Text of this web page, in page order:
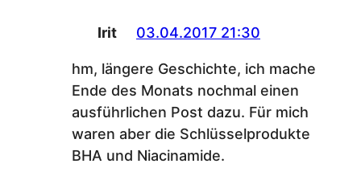
Irit 03.04.2017 21:30
hm, längere Geschichte, ich mache
Ende des Monats nochmal einen
ausführlichen Post dazu. Für mich
waren aber die Schlüsselprodukte
BHA und Niacinamide.